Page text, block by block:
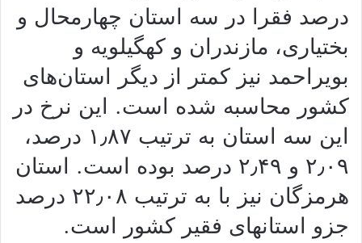
درصد فقرا در سه استان چهارمحال و
بختیاری، مازندران و کهگیلویه و
بویراحمد نیز کمتر از دیگر استان‌های
کشور محاسبه شده است. این نرخ در
این سه استان به ترتیب ۱
٫
۸۷ درصد،
۲٫۰۹ و ۲ ٫
۴۹ درصد بوده است. استان
هرمزگان نیز با به ترتیب
٢٢٫٠٨
درصد
جزو استانهای فقیر کشور است.